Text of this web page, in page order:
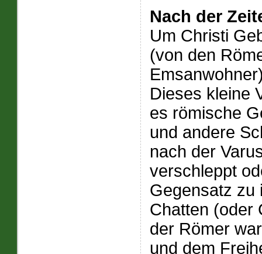
Nach der
Um Christi
(von den
Dieses kleine
es römische
und andere
nach der
verschleppt
Gegensatz zu
Chatten (oder
der Römer
und dem